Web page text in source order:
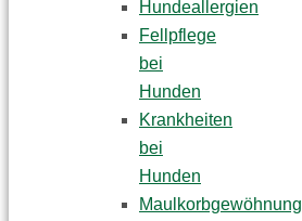
Hundeallergien
Fellpflege
bei
Hunden
Krankheiten
bei
Hunden
Maulkorbgewöhnung